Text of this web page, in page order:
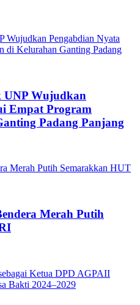
UNP Wujudkan
Empat Program
Padang Panjang
Merah Putih